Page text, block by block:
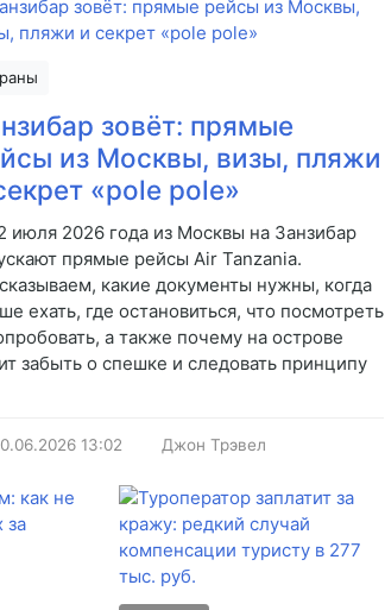
зовёт: прямые
из Москвы, визы, пляжи
«pole pole»
июля 2026 года из Москвы на Занзибар
прямые рейсы Air Tanzania.
какие документы нужны, когда
ехать, где остановиться, что посмотреть
а также почему на острове
забыть о спешке и следовать принципу
13:02 Джон Трэвел